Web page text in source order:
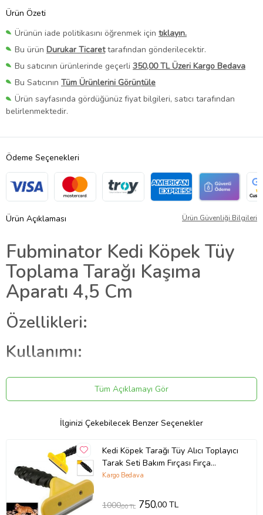
Ürün Özeti
Ürünün iade politikasını öğrenmek için tıklayın.
Bu ürün Durukar Ticarettarafından gönderilecektir.
Bu satıcının ürünlerinde geçerli 350,00 TL Üzeri Kargo Bedava
Bu Satıcının Tüm Ürünlerini Görüntüle
Ürün sayfasında gördüğünüz fiyat bilgileri, satıcı tarafından
belirlenmektedir.
Ödeme Seçenekleri
Ürün Açıklaması Ürün Güvenliği Bilgileri
Fubminator Kedi Köpek Tüy
Toplama Tarağı Kaşıma
Aparatı 4,5 Cm
Özellikleri:
Kullanımı:
Ürün Boyutu:
1 Adet Fubminator Kedi Köpek
Tarağı 4,5 cm
Ürün Kodu:kcm31322134
Tüm Açıklamayı Gör
İlginizi Çekebilecek Benzer Seçenekler
Kedi Köpek Tarağı Tüy Alıcı Toplayıcı
Tarak Seti Bakım Fırçası Fırça
Toparlayıcı Tarama Toplama
Kargo Bedava
1000,00 TL 750,00 TL